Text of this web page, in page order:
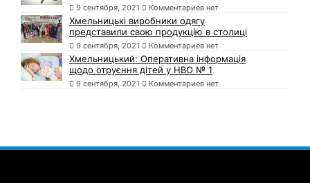
9 сентября, 2021 Комментариев нет
Хмельницькі виробники одягу
представили свою продукцію в столиці
9 сентября, 2021 Комментариев нет
Хмельницький: Оперативна інформація
щодо отруєння дітей у НВО № 1
9 сентября, 2021 Комментариев нет